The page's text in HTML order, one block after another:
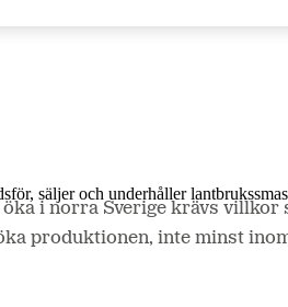
säljer och underhåller
i norra Sverige krävs villkor
produktionen, inte minst